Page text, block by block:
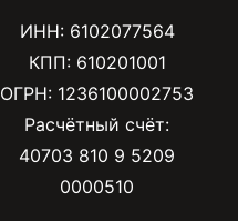
ИНН: 6102077564
КПП: 610201001
ОГРН: 1236100002753
Расчётный счёт:
40703 810 9 5209
0000510